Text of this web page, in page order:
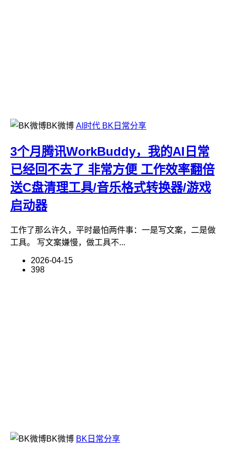
BK微博 AI时代 BK日常分享
3个月腾讯WorkBuddy，我的AI日常
已经回不去了 非常方便 工作效率翻倍
送C盘清理工具/音乐格式转换器/游戏
启动器
工作了那么许久，平时最怕两件事：一是写文案，二是做
工具。 写文案嫌慢，做工具不...
2026-04-15
398
BK微博 BK日常分享